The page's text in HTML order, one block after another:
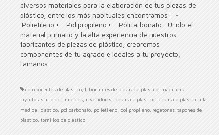
diversos materiales para la elaboración de tus piezas de
plástico, entre los más habituales encontramos: ◦
Polietileno ◦ Polipropileno ◦ Policarbonato Unido el
material primario y la alta experiencia de nuestros
fabricantes de piezas de plástico, crearemos
componentes de tu agrado e ideales a tu proyecto,
llámanos.
componentes de plastico fabricantes de piezas de plastico maquinas
inyectoras molde muebles niveladores piezas de plastico piezas de plastico a la
medida
plastico policarbonato polietileno polipropileno regatones tapones de
plastico tornillos de plastico